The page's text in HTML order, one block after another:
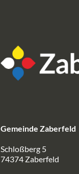
Gemeinde Zaberfeld
Schloßberg 5
74374 Zaberfeld